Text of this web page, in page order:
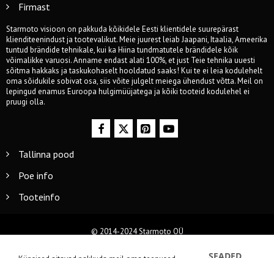
Firmast
Starmoto visioon on pakkuda kõikidele Eesti klientidele suurepärast
klienditeenindust ja tootevalikut. Meie juurest leiab Jaapani, Itaalia, Ameerika
tuntud brändide tehnikale, kui ka Hiina tundmatutele brändidele kõik
võimalikke varuosi. Anname endast alati 100%, et just Teie tehnika uuesti
sõitma hakkaks ja taskukohaselt hooldatud saaks! Kui te ei leia kodulehelt
oma sõidukile sobivat osa, siis võite julgelt meiega ühendust võtta. Meil on
lepingud enamus Euroopa hulgimüüjatega ja kõiki tooteid kodulehel ei
pruugi olla.
Tallinna pood
Poe info
Tooteinfo
© 2014-2024 Starmoto OÜ